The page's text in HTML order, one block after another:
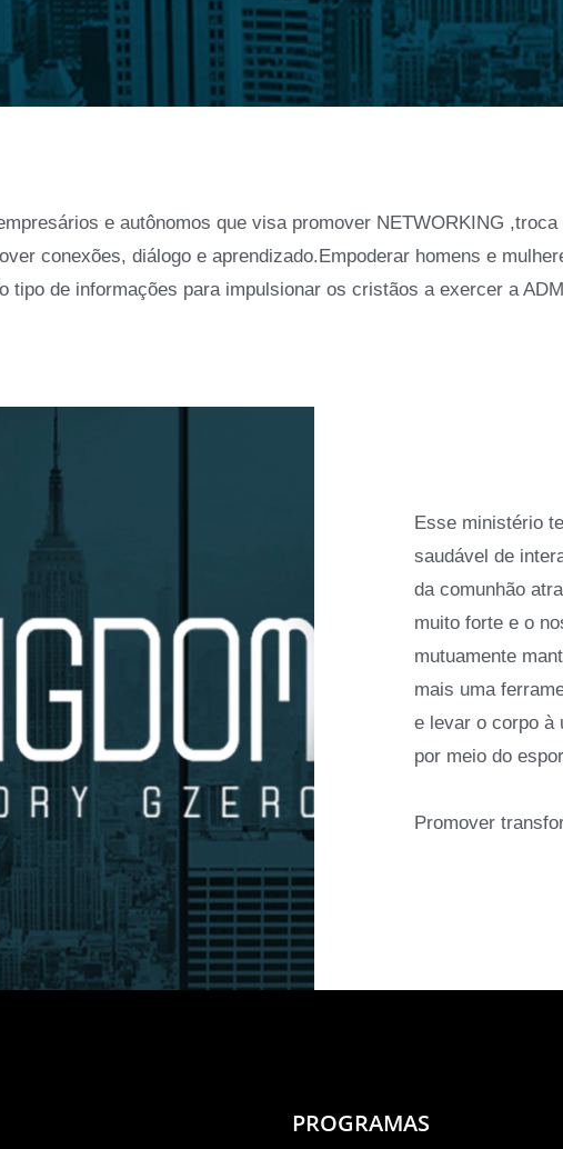
e autônomos que visa promover NETWORKING
conexões, diálogo e aprendizado.Empoderar homens e
tipo de informações para impulsionar os cristãos a exercer a
Esse ministério
saudável de
da comunhão
muito forte e o
mutuamente
mais uma
e levar o corpo à
por meio do
Promover
PROGRAMAS